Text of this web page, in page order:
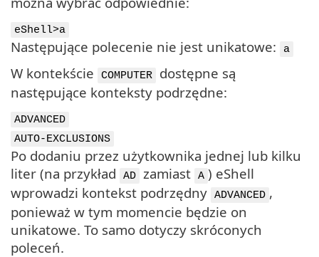
eShell>a
Następujące polecenie nie jest unikatowe: a
W kontekście COMPUTER
dostępne są
następujące konteksty podrzędne:
ADVANCED
AUTO-EXCLUSIONS
Po dodaniu przez użytkownika jednej lub kilku
liter (na przykład
AD zamiast A ) eShell
wprowadzi kontekst podrzędny
ADVANCED ,
ponieważ w tym momencie będzie on
unikatowe. To samo dotyczy skróconych
poleceń.